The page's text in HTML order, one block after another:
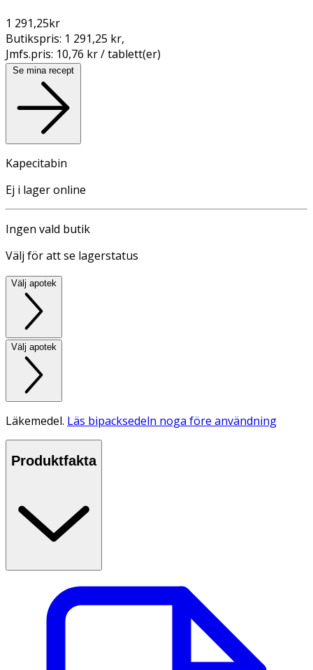
1 291,25kr
Butikspris: 1 291,25 kr,
Jmfs.pris: 10,76 kr / tablett(er)
Se mina recept
Kapecitabin
Ej i lager online
Ingen vald butik
Välj för att se lagerstatus
Välj apotek
Välj apotek
Läkemedel. Läs bipacksedeln noga före användning
Produktfakta